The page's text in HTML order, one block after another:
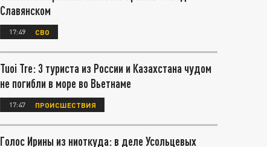
Славянском
17:49 СВО
Tuoi Tre: 3 туриста из России и Казахстана чудом
не погибли в море во Вьетнаме
17:47 ПРОИСШЕСТВИЯ
Голос Ирины из ниоткуда: в деле Усольцевых